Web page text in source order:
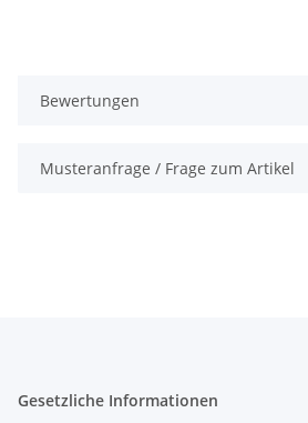
Bewertungen
Musteranfrage / Frage zum Artikel
Gesetzliche Informationen